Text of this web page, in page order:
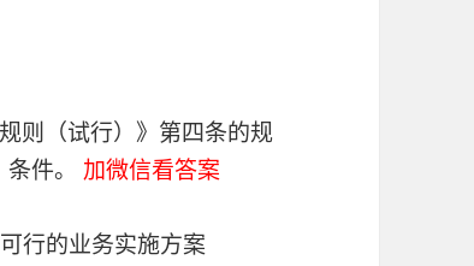
则（试行）》第四条的规
件。 加微信看答案
行的业务实施方案